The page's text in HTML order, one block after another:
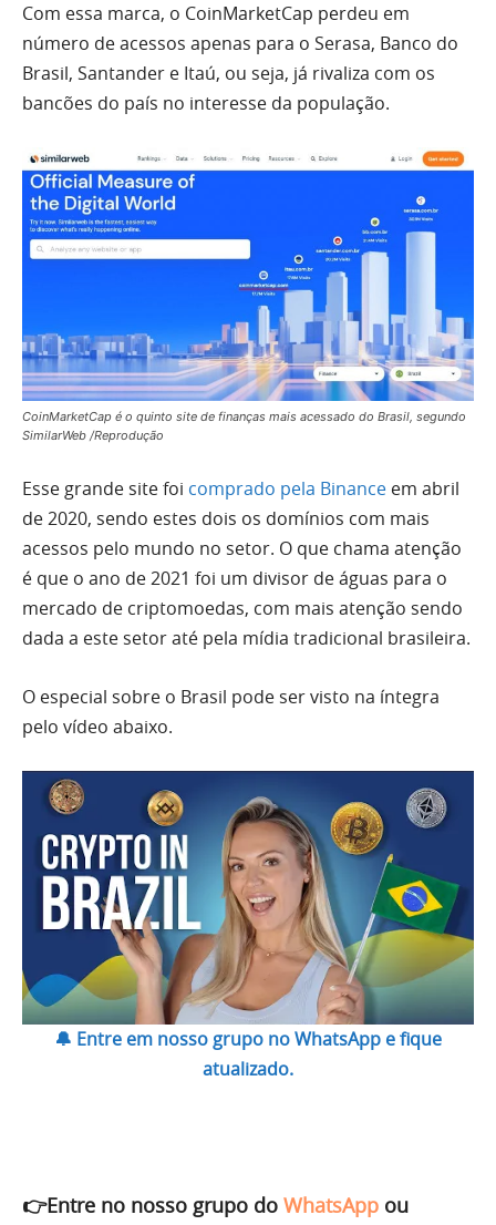
Com essa marca, o CoinMarketCap perdeu em
número de acessos apenas para o Serasa, Banco do
Brasil, Santander e Itaú, ou seja, já rivaliza com os
bancões do país no interesse da população.
CoinMarketCap é o quinto site de finanças mais acessado do Brasil, segundo
SimilarWeb /Reprodução
Esse grande site foi comprado pela Binance em abril
de 2020, sendo estes dois os domínios com mais
acessos pelo mundo no setor. O que chama atenção
é que o ano de 2021 foi um divisor de águas para o
mercado de criptomoedas, com mais atenção sendo
dada a este setor até pela mídia tradicional brasileira.
O especial sobre o Brasil pode ser visto na íntegra
pelo vídeo abaixo.
🔔 Entre em nosso grupo no WhatsApp e fique
atualizado.
👉Entre no nosso grupo do WhatsApp ou